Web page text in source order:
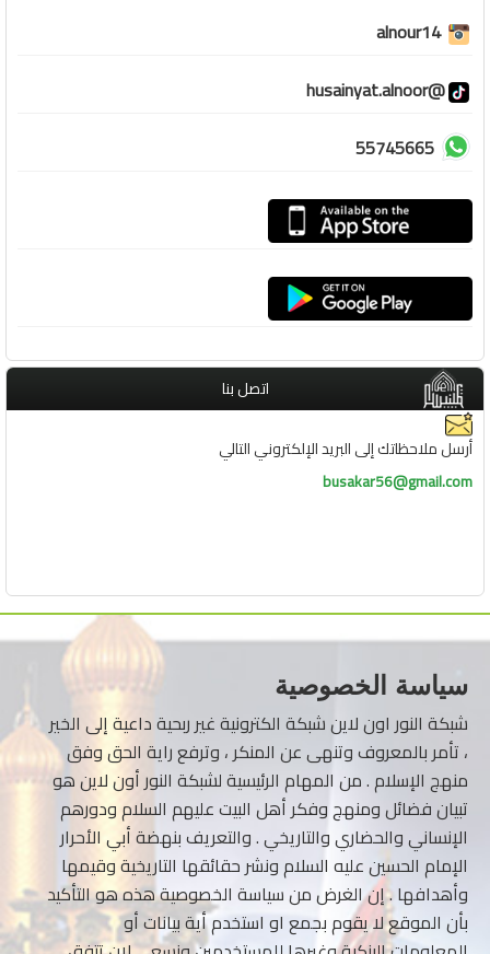
alnour14
@husainyat.alnoor
55745665
اتصل بنا
أرسل ملاحظاتك إلى البريد الإلكتروني التالي
busakar56@gmail.com
سياسة الخصوصية
شبكة النور اون لاين شبكة الكترونية غير ربحية داعية إلى الخير
، تأمر بالمعروف وتنهى عن المنكر ، وترفع راية الحق وفق
منهج الإسلام . من المهام الرئيسية لشبكة النور أون لاين هو
تبيان فضائل ومنهج وفكر أهل البيت عليهم السلام ودورهم
الإنساني والحضاري والتاريخي . والتعريف بنهضة أبي الأحرار
الإمام الحسين عليه السلام ونشر حقائقها التاريخية وقيمها
وأهدافها . إن الغرض من سياسة الخصوصية هذه هو التأكيد
بأن الموقع لا يقوم بجمع او استخدم أية بيانات أو